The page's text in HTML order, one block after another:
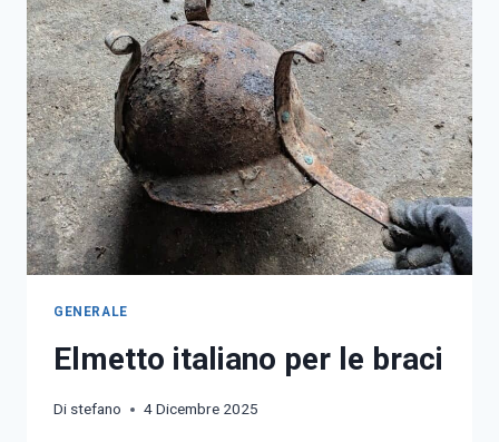
GENERALE
Elmetto italiano per le braci
Di stefano 4 Dicembre 2025